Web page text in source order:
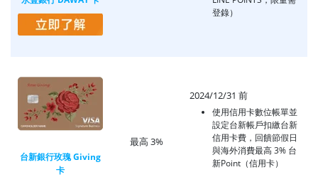
登錄）
台新銀行玫瑰 Giving
卡
最高 3%
2024/12/31 前
使用信用卡數位帳單並
設定台新帳戶扣繳台新
信用卡費，回饋節假日
與海外消費最高 3% 台
新Point（信用卡）